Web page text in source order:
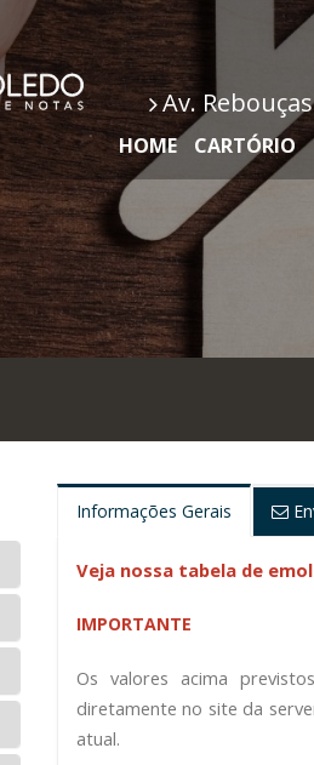
Av.
HOME CARTÓRIO
Informações Gerais
Veja nossa tabela de
IMPORTANTE
Os valores acima
diretamente no site da
atual.